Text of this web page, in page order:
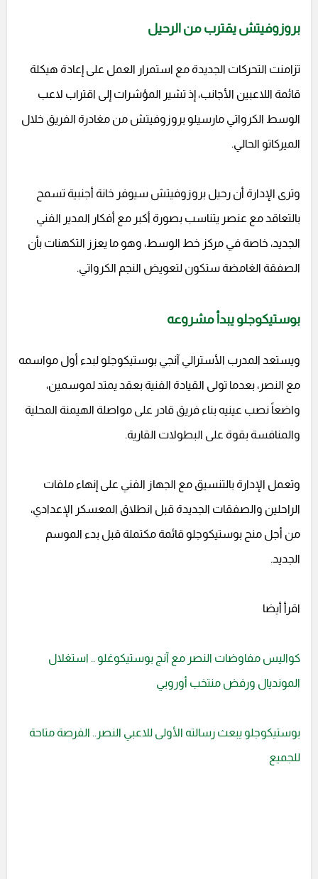
بروزوفيتش يقترب من الرحيل
تزامنت التحركات الجديدة مع استمرار العمل على إعادة هيكلة
قائمة اللاعبين الأجانب، إذ تشير المؤشرات إلى اقتراب لاعب
الوسط الكرواتي مارسيلو بروزوفيتش من مغادرة الفريق خلال
الميركاتو الحالي.
وترى الإدارة أن رحيل بروزوفيتش سيوفر خانة أجنبية تسمح
بالتعاقد مع عنصر يتناسب بصورة أكبر مع أفكار المدير الفني
الجديد، خاصة في مركز خط الوسط، وهو ما يعزز التكهنات بأن
الصفقة الغامضة ستكون لتعويض النجم الكرواتي.
بوستيكوجلو يبدأ مشروعه
ويستعد المدرب الأسترالي آنجي بوستيكوجلو لبدء أول مواسمه
مع النصر، بعدما تولى القيادة الفنية بعقد يمتد لموسمين،
واضعاً نصب عينيه بناء فريق قادر على مواصلة الهيمنة المحلية
والمنافسة بقوة على البطولات القارية.
وتعمل الإدارة بالتنسيق مع الجهاز الفني على إنهاء ملفات
الراحلين والصفقات الجديدة قبل انطلاق المعسكر الإعدادي،
من أجل منح بوستيكوجلو قائمة مكتملة قبل بدء الموسم
الجديد.
اقرأ أيضا
كواليس مفاوضات النصر مع آنج بوستيكوغلو .. استغلال
المونديال ورفض منتخب أوروبي
بوستيكوجلو يبعث رسالته الأولى للاعبي النصر.. الفرصة متاحة
للجميع